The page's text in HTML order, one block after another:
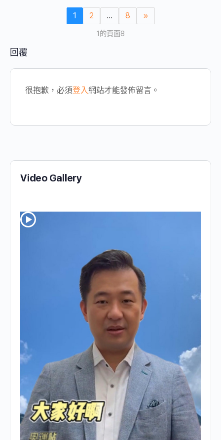
1 2 ... 8 »
1的頁面8
回覆
很抱歉，必須登入網站才能發佈留言。
Video Gallery